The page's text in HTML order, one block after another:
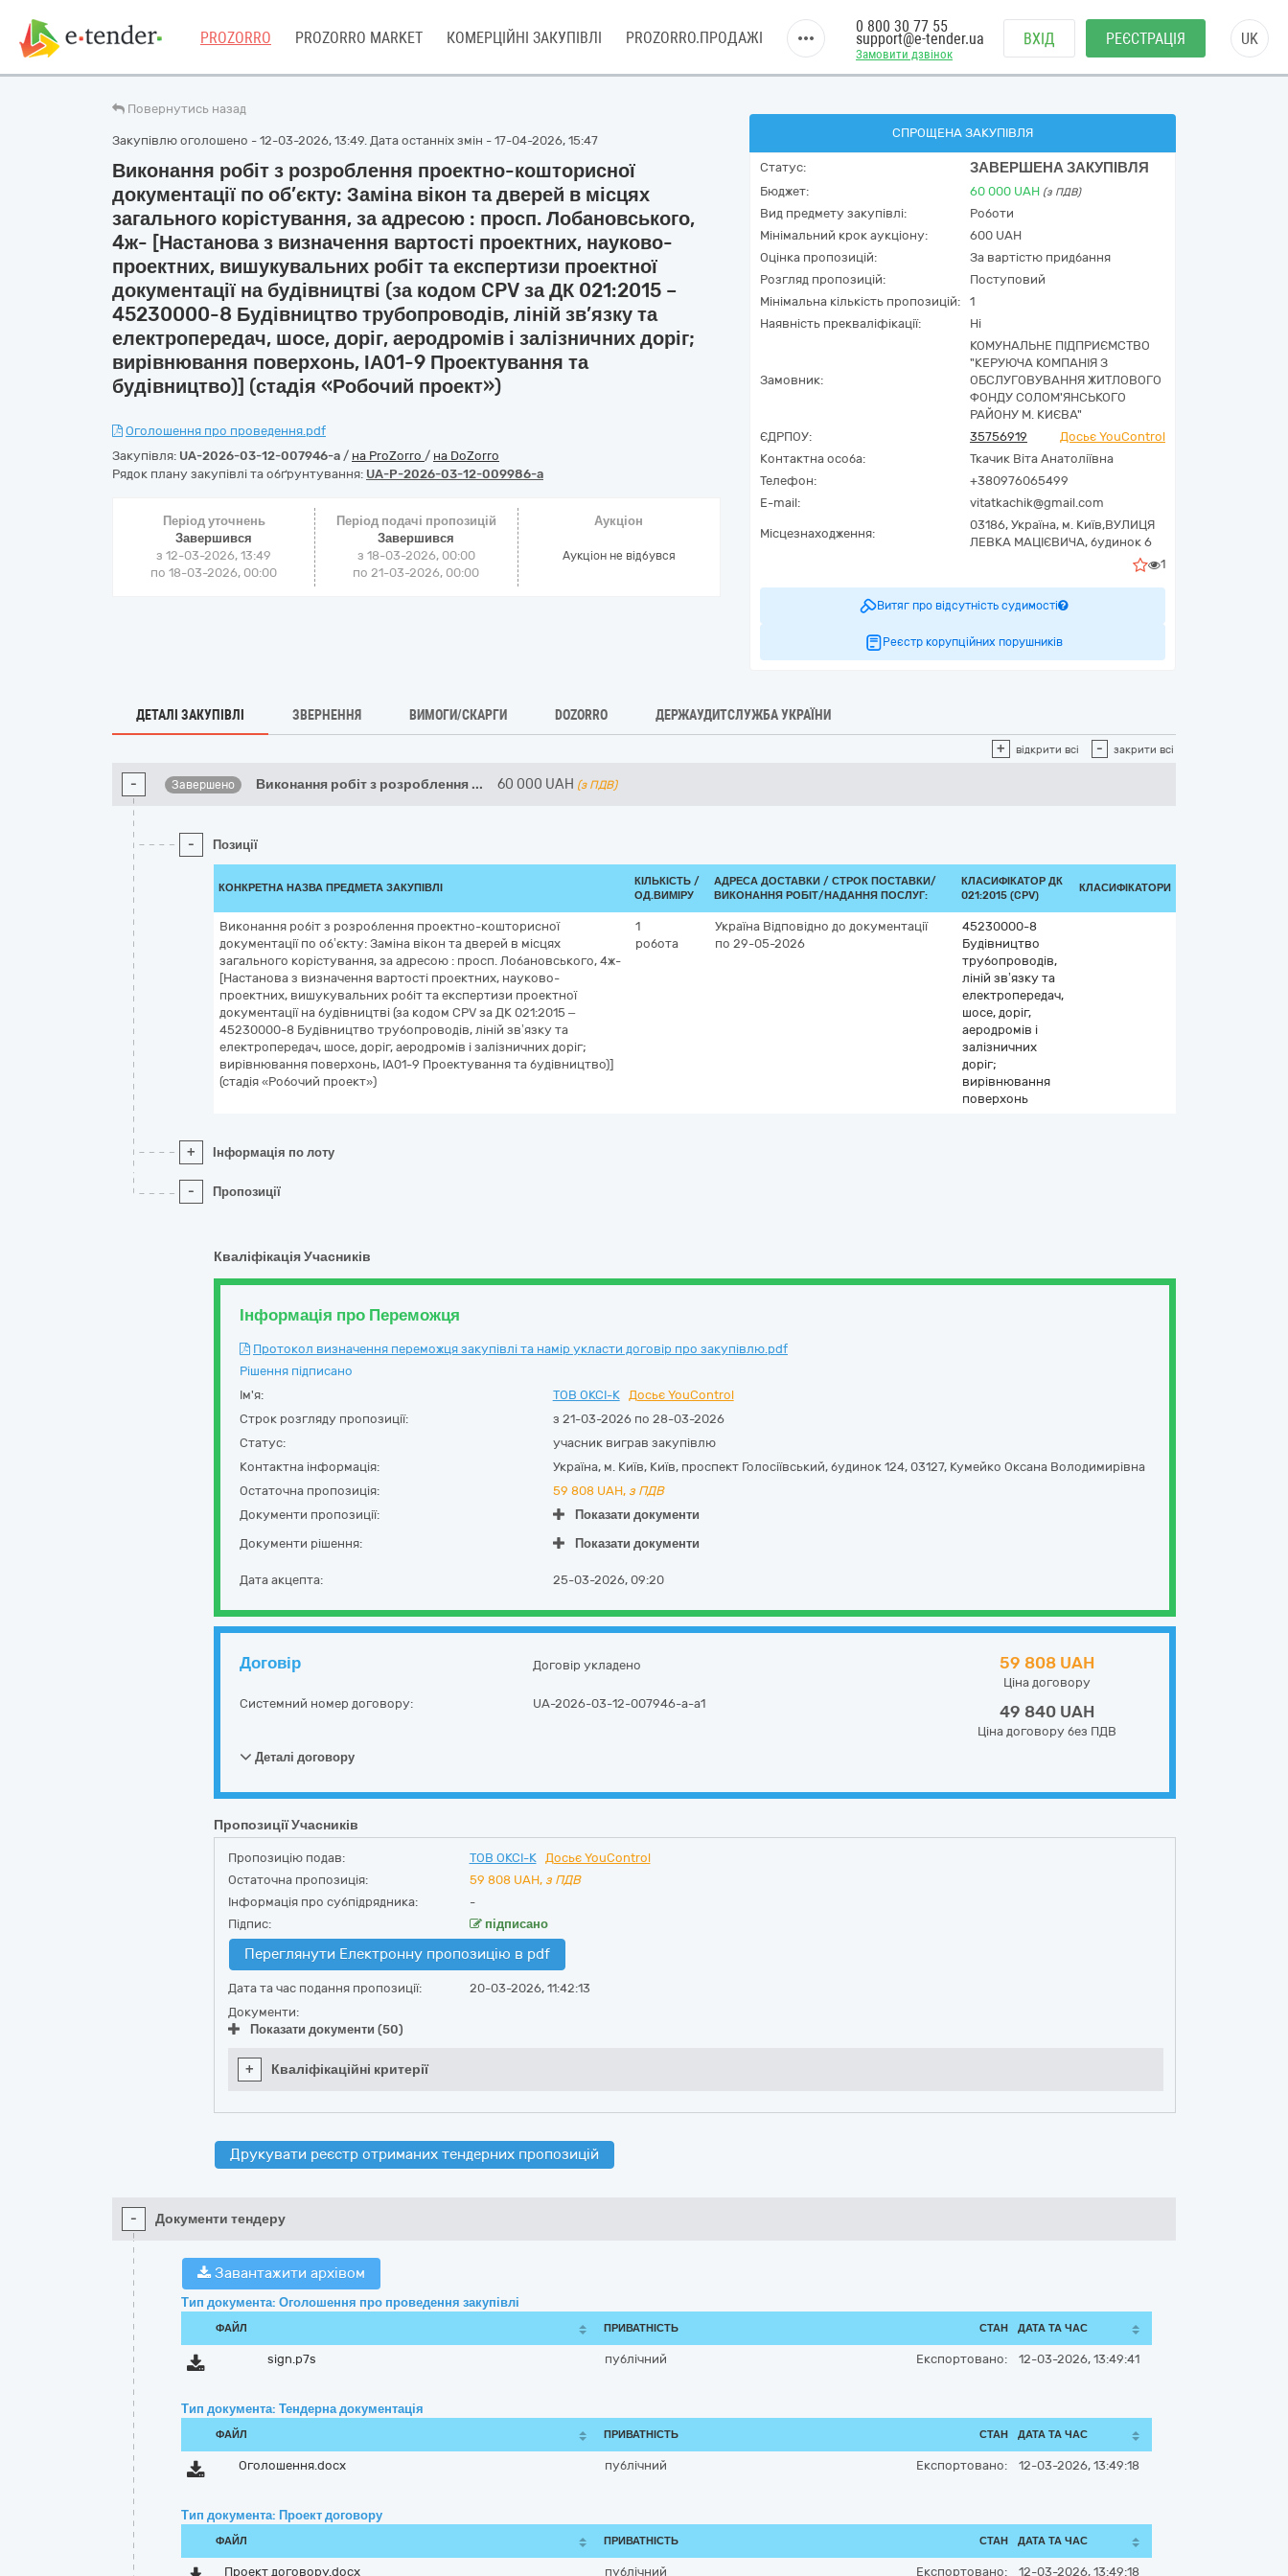
PROZORRO PROZORRO MARKET КОМЕРЦІЙНІ ЗАКУПІВЛІ PROZORRO.ПРОДАЖІ
Замовити дзвінок
0 800 30 77 55
support@e-tender.ua ВХІД РЕЄСТРАЦІЯ UK
Повернутись назад
Закупівлю оголошено - 12-03-2026, 13:49. Дата останніх змін - 17-04-2026, 15:47
Виконання робіт з розроблення проектно-кошторисної
документації по об’єкту: Заміна вікон та дверей в місцях
загального корістування, за адресою : просп. Лобановського,
4ж- [Настанова з визначення вартості проектних, науково-
проектних, вишукувальних робіт та експертизи проектної
документації на будівництві (за кодом CPV за ДК 021:2015 –
45230000-8 Будівництво трубопроводів, ліній зв’язку та
електропередач, шосе, доріг, аеродромів і залізничних доріг;
вирівнювання поверхонь, ІА01-9 Проектування та
будівництво)] (стадія «Робочий проект»)
Оголошення про проведення.pdf
Закупівля: UA-2026-03-12-007946-a / на ProZorro / на DoZorro
Рядок плану закупівлі та обґрунтування: UA-P-2026-03-12-009986-a
Період уточнень
Завершився
з 12-03-2026, 13:49
по 18-03-2026, 00:00
Період подачі пропозицій
Завершився
з 18-03-2026, 00:00
по 21-03-2026, 00:00
Аукціон
Аукціон не відбувся
СПРОЩЕНА ЗАКУПІВЛЯ
Статус: ЗАВЕРШЕНА ЗАКУПІВЛЯ
Бюджет: 60 000 UAH (з ПДВ)
Вид предмету закупівлі:
Роботи
Мінімальний крок аукціону:
600 UAH
Оцінка пропозицій:
За вартістю придбання
Розгляд пропозицій:
Поступовий
Мінімальна кількість пропозицій:
1
Наявність прекваліфікації:
Ні
Замовник:
КОМУНАЛЬНЕ ПІДПРИЄМСТВО
"КЕРУЮЧА КОМПАНІЯ З
ОБСЛУГОВУВАННЯ ЖИТЛОВОГО
ФОНДУ СОЛОМ'ЯНСЬКОГО
РАЙОНУ М. КИЄВА"
ЄДРПОУ:
35756919
Досьє YouControl
Контактна особа:
Ткачик Віта Анатоліївна
Телефон:
+380976065499
E-mail:
vitatkachik@gmail.com
Місцезнаходження:
03186, Україна, м. Київ,ВУЛИЦЯ
ЛЕВКА МАЦІЄВИЧА, будинок 6
1
Витяг про відсутність судимості
Реєстр корупційних порушників
ДЕТАЛІ ЗАКУПІВЛІ ЗВЕРНЕННЯ ВИМОГИ/СКАРГИ DOZORRO ДЕРЖАУДИТСЛУЖБА УКРАЇНИ
+ відкрити всі - закрити всі
- Завершено Виконання робіт з розроблення ... 60 000 UAH (з ПДВ)
- Позиції
КОНКРЕТНА НАЗВА ПРЕДМЕТА ЗАКУПІВЛІ
КІЛЬКІСТЬ /
ОД.ВИМІРУ
АДРЕСА ДОСТАВКИ / СТРОК ПОСТАВКИ/
ВИКОНАННЯ РОБІТ/НАДАННЯ ПОСЛУГ:
КЛАСИФІКАТОР ДК
021:2015 (CPV)
КЛАСИФІКАТОРИ
Виконання робіт з розроблення проектно-кошторисної
документації по об’єкту: Заміна вікон та дверей в місцях
загального корістування, за адресою : просп. Лобановського, 4ж-
[Настанова з визначення вартості проектних, науково-
проектних, вишукувальних робіт та експертизи проектної
документації на будівництві (за кодом CPV за ДК 021:2015 –
45230000-8 Будівництво трубопроводів, ліній зв’язку та
електропередач, шосе, доріг, аеродромів і залізничних доріг;
вирівнювання поверхонь, ІА01-9 Проектування та будівництво)]
(стадія «Робочий проект»)
1
робота
Україна Відповідно до документації
по 29-05-2026
45230000-8
Будівництво
трубопроводів,
ліній зв’язку та
електропередач,
шосе, доріг,
аеродромів і
залізничних
доріг;
вирівнювання
поверхонь
+ Інформація по лоту
- Пропозиції
Кваліфікація Учасників
Інформація про Переможця
Протокол визначення переможця закупівлі та намір укласти договір про закупівлю.pdf
Рішення підписано
Ім'я:
ТОВ ОКСІ-К
Досьє YouControl
Строк розгляду пропозиції:
з 21-03-2026 по 28-03-2026
Статус:
учасник виграв закупівлю
Контактна інформація:
Україна, м. Київ, Київ, проспект Голосіївський, будинок 124, 03127, Кумейко Оксана Володимирівна
Остаточна пропозиція:
59 808 UAH, з ПДВ
Документи пропозиції:
Показати документи
Документи рішення:
Показати документи
Дата акцепта: 25-03-2026, 09:20
Договір Договір укладено
Системний номер договору: UA-2026-03-12-007946-a-a1
59 808 UAH
Ціна договору
49 840 UAH
Ціна договору без ПДВ
Деталі договору
Пропозиції Учасників
Пропозицію подав: ТОВ ОКСІ-К
Досьє YouControl
Остаточна пропозиція:
59 808 UAH, з ПДВ
Інформація про субпідрядника:
-
Підпис:
підписано
Переглянути Електронну пропозицію в pdf
Дата та час подання пропозиції:
20-03-2026, 11:42:13
Документи:
Показати документи (50)
+ Кваліфікаційні критерії
Друкувати реєстр отриманих тендерних пропозицій
- Документи тендеру
Завантажити архівом
Тип документа: Оголошення про проведення закупівлі
ФАЙЛ ПРИВАТНІСТЬ СТАН ДАТА ТА ЧАС
sign.p7s публічний Експортовано: 12-03-2026, 13:49:41
Тип документа: Тендерна документація
ФАЙЛ ПРИВАТНІСТЬ СТАН ДАТА ТА ЧАС
Оголошення.docx публічний Експортовано: 12-03-2026, 13:49:18
Тип документа: Проект договору
ФАЙЛ ПРИВАТНІСТЬ СТАН ДАТА ТА ЧАС
Проект договору.docx публічний Експортовано: 12-03-2026, 13:49:18